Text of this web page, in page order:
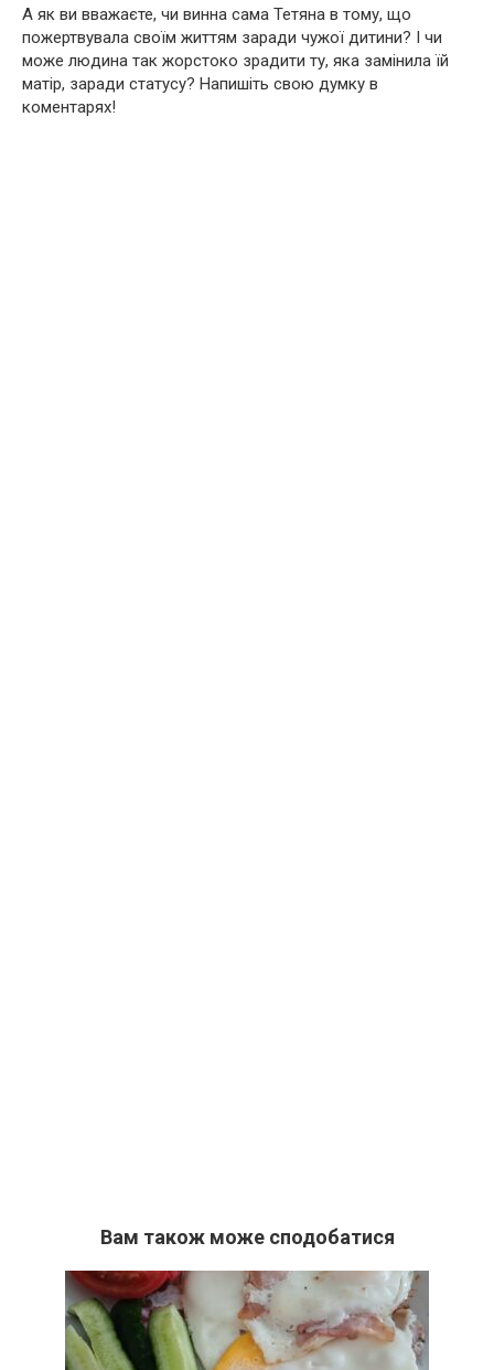
А як ви вважаєте, чи винна сама Тетяна в тому, що
пожертвувала своїм життям заради чужої дитини? І чи
може людина так жорстоко зрадити ту, яка замінила їй
матір, заради статусу? Напишіть свою думку в
коментарях!
Вам також може сподобатися